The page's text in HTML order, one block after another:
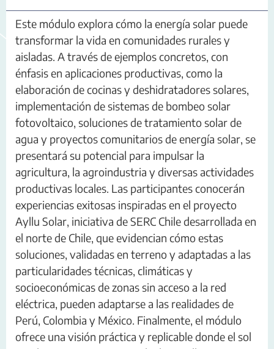
Este módulo explora cómo la energía solar puede
transformar la vida en comunidades rurales y
aisladas. A través de ejemplos concretos, con
énfasis en aplicaciones productivas, como la
elaboración de cocinas y deshidratadores solares,
implementación de sistemas de bombeo solar
fotovoltaico, soluciones de tratamiento solar de
agua y proyectos comunitarios de energía solar, se
presentará su potencial para impulsar la
agricultura, la agroindustria y diversas actividades
productivas locales. Las participantes conocerán
experiencias exitosas inspiradas en el proyecto
Ayllu Solar, iniciativa de SERC Chile desarrollada en
el norte de Chile, que evidencian cómo estas
soluciones, validadas en terreno y adaptadas a las
particularidades técnicas, climáticas y
socioeconómicas de zonas sin acceso a la red
eléctrica, pueden adaptarse a las realidades de
Perú, Colombia y México. Finalmente, el módulo
ofrece una visión práctica y replicable donde el sol